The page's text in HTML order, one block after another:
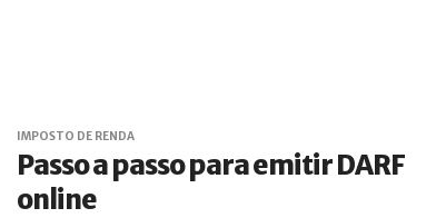
IMPOSTO DE RENDA
Passo a passo para emitir DARF
online